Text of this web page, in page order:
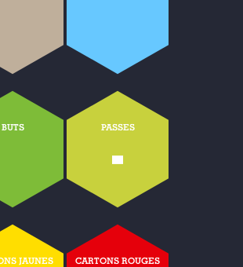
BUTS PASSES
-
JAUNES CARTONS ROUGES